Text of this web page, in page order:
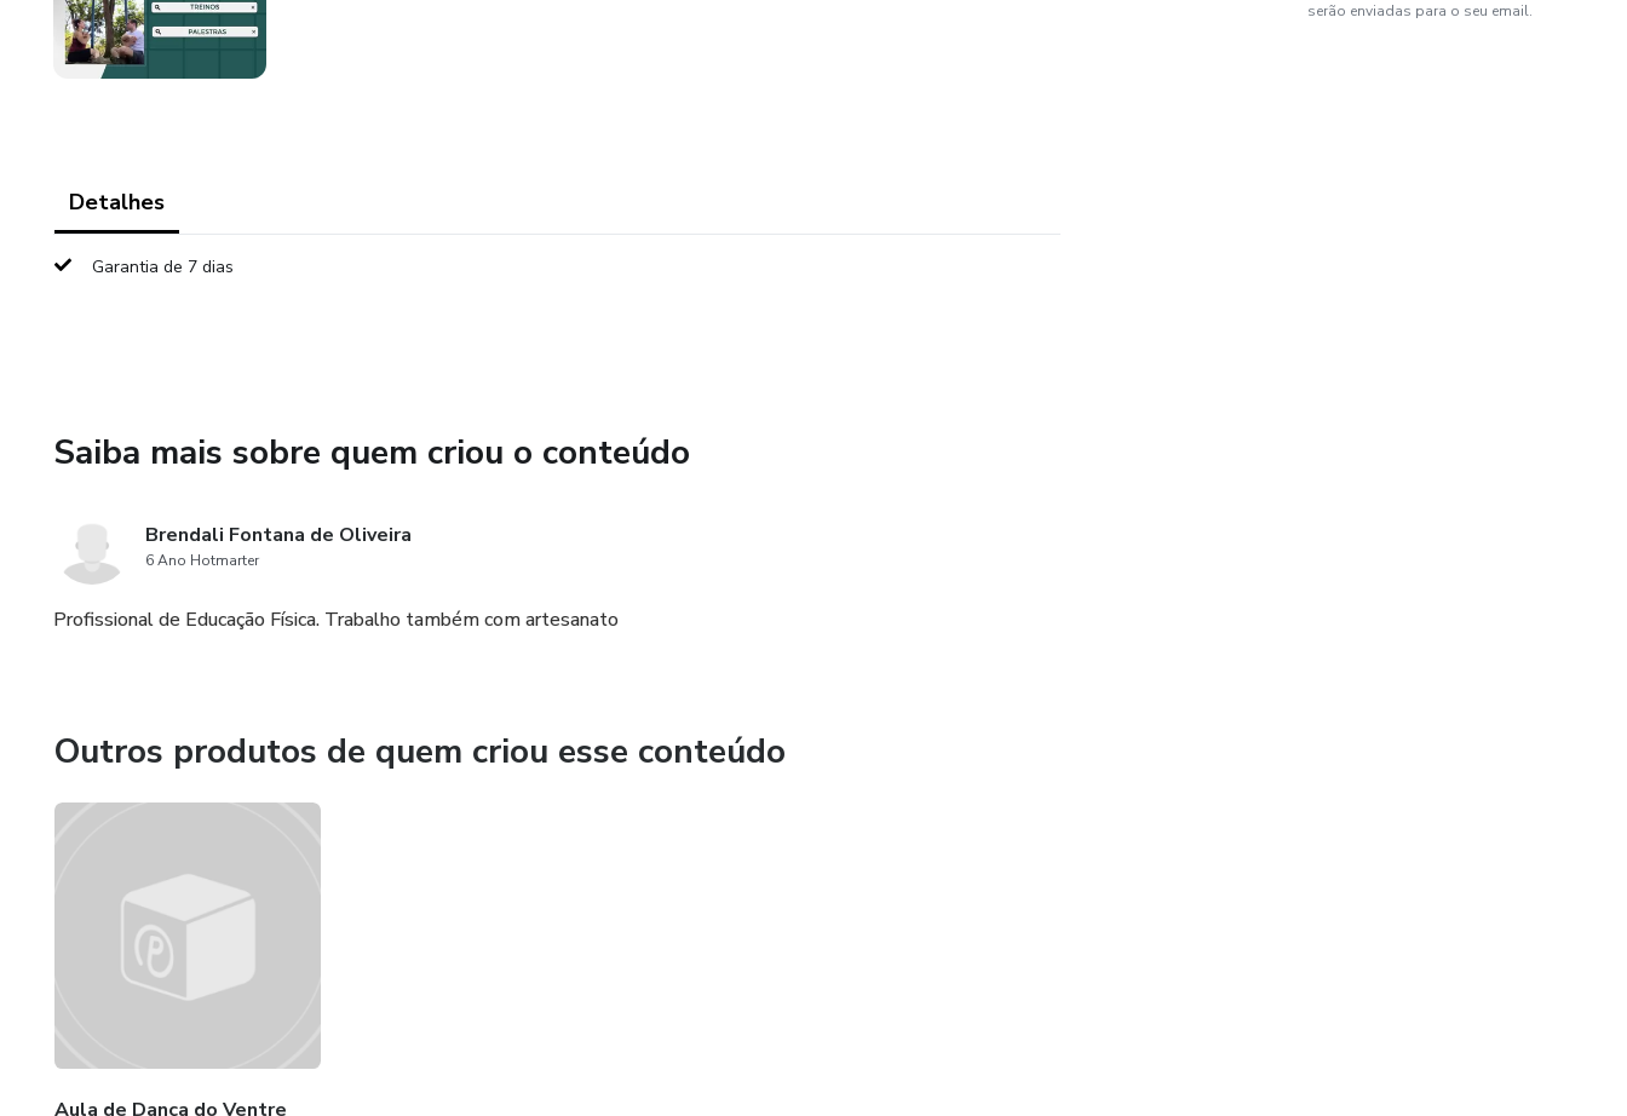
Detalhes
Garantia de 7 dias
Saiba mais sobre quem criou o conteúdo
Brendali Fontana de Oliveira
6 Ano Hotmarter
Profissional de Educação Física. Trabalho também com artesanato
Outros produtos de quem criou esse conteúdo
Aula de Dança do Ventre
serão enviadas para o seu email.